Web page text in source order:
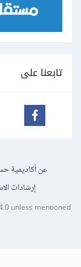
تابعنا على
عن أكاديمية
إرشادات
unless mentioned